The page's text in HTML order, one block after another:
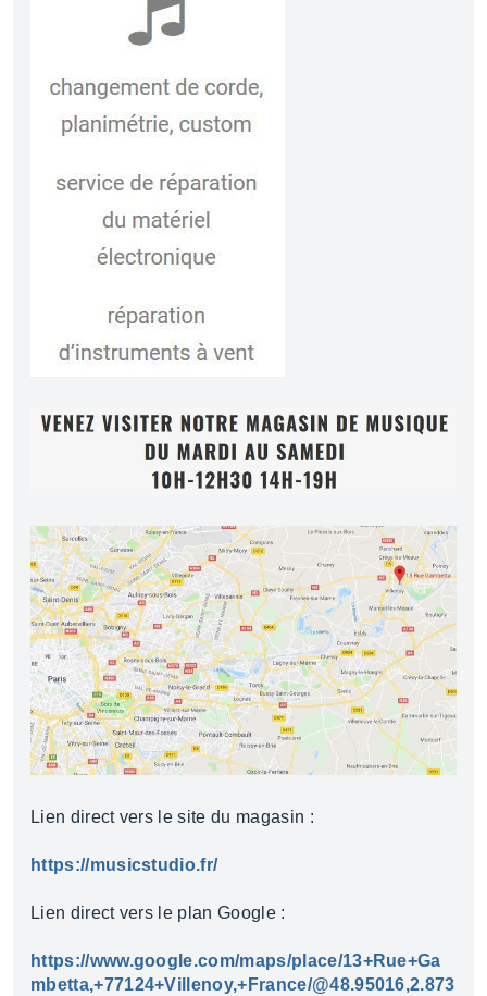
Lien direct vers le site du magasin :
https://musicstudio.fr/
Lien direct vers le plan Google :
https://www.google.com/maps/place/13+Rue+Ga
mbetta,+77124+Villenoy,+France/@48.95016,2.873